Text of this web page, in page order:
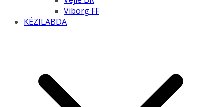
Viborg FF
KÉZILABDA